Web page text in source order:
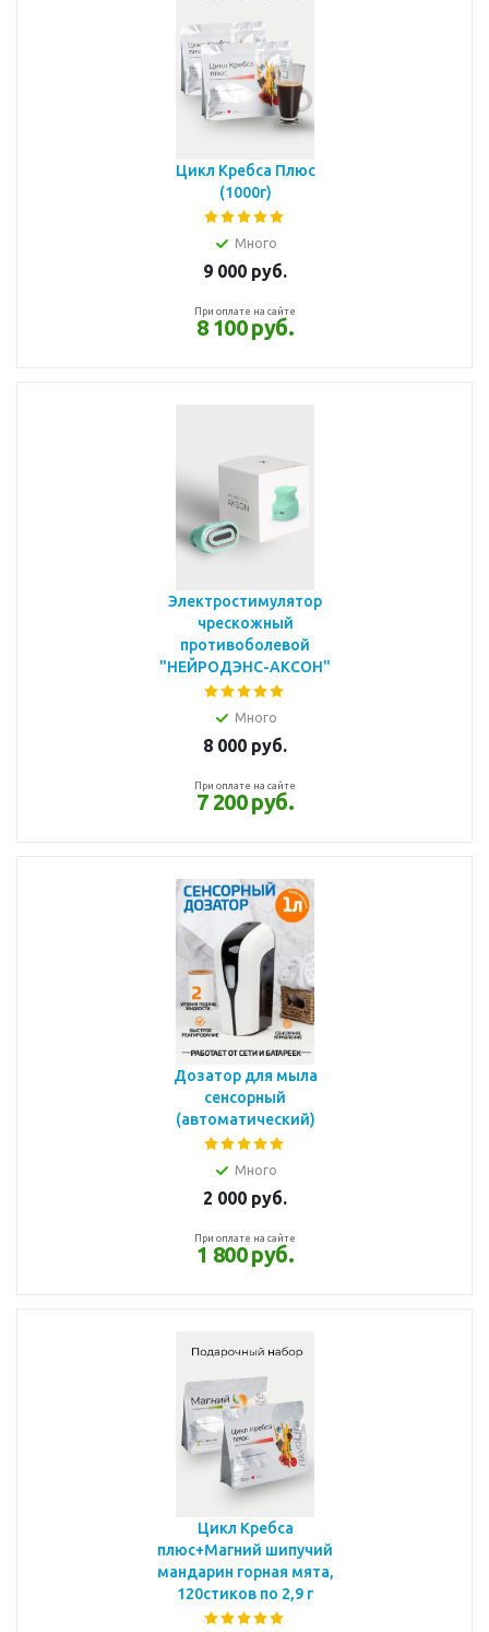
Цикл Кребса Плюс
(1000г)
Много
9 000 руб.
При оплате на сайте
8 100 руб.
Электростимулятор
чрескожный
противоболевой
"НЕЙРОДЭНС-АКСОН"
Много
8 000 руб.
При оплате на сайте
7 200 руб.
Дозатор для мыла
сенсорный
(автоматический)
Много
2 000 руб.
При оплате на сайте
1 800 руб.
Цикл Кребса
плюс+Магний шипучий
мандарин горная мята,
120стиков по 2,9 г